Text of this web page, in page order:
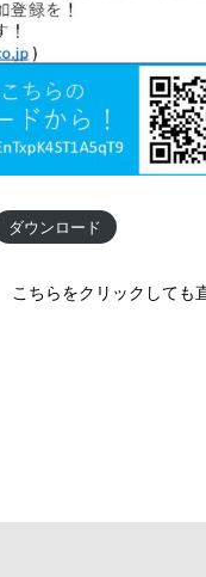
ダウンロード
こちらをクリックしても